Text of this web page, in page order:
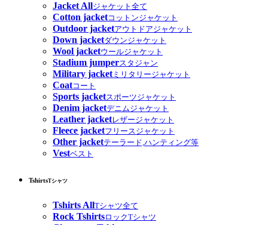
Jacket Allジャケット全て
Cotton jacketコットンジャケット
Outdoor jacketアウトドアジャケット
Down jacketダウンジャケット
Wool jacketウールジャケット
Stadium jumperスタジャン
Military jacketミリタリージャケット
Coatコート
Sports jacketスポーツジャケット
Denim jacketデニムジャケット
Leather jacketレザージャケット
Fleece jacketフリースジャケット
Other jacketテーラード,ハンティング等
Vestベスト
TshirtsTシャツ
Tshirts AllTシャツ全て
Rock TshirtsロックTシャツ